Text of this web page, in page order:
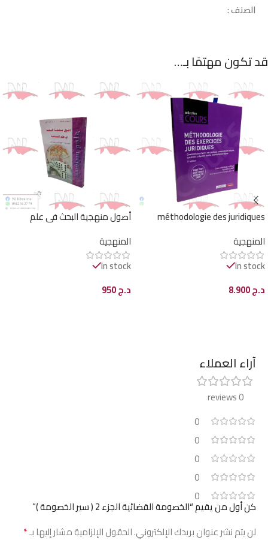
الصنف :
قد تكون مهتمًا بـ…
méthodologie des juridiques
المنهجية
In stock
د.ج
أصول منهجية البحث في علم
المنهجية
In stock
د.ج
آراء العملاء
0 reviews
0
0
0
0
0
كن أول من يقيم “الخصومة القضائية الجزء 2 ( سير الخصومة )”
لن يتم نشر عنوان بريدك الإلكتروني.الحقول الإلزامية مشار إليها بـ*